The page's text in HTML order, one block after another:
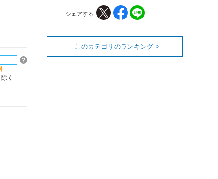
く
シェアする
このカテゴリのランキング >